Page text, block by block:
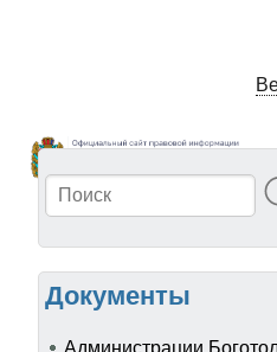
Поиск
Документы
Администрации